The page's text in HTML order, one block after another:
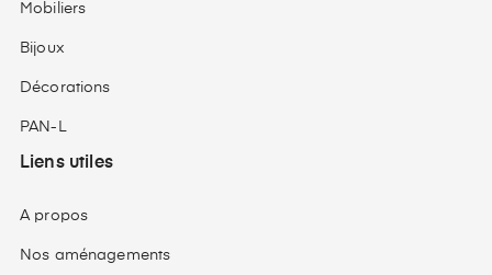
Mobiliers
Bijoux
Décorations
PAN-L
Liens utiles
A propos
Nos aménagements